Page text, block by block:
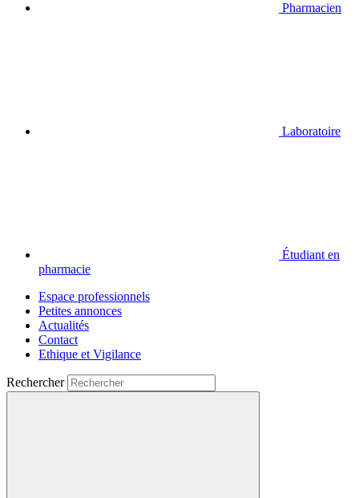
Pharmacien
Laboratoire
Étudiant en
pharmacie
Espace professionnels
Petites annonces
Actualités
Contact
Ethique et Vigilance
Rechercher